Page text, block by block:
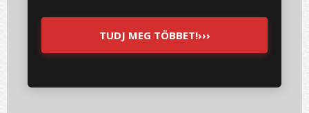
TUDJ MEG TÖBBET!›››